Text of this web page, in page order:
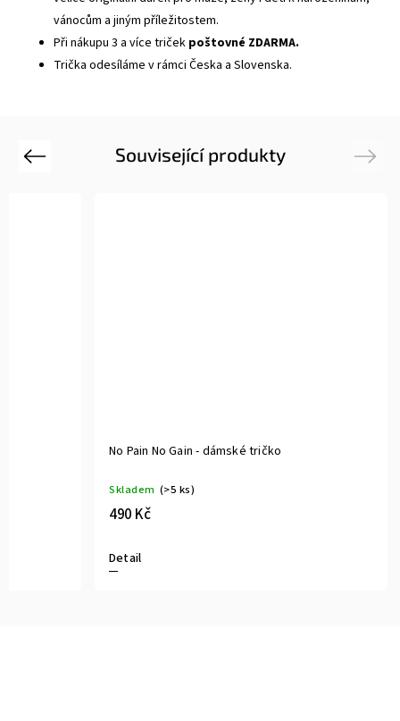
vánocům a jiným příležitostem.
Při nákupu 3 a více triček poštovné ZDARMA.
Trička odesíláme v rámci Česka a Slovenska.
Související produkty
Previous
No Pain No Gain - dámské tričko
Skladem (>5 ks)
490 Kč
Detail
Next